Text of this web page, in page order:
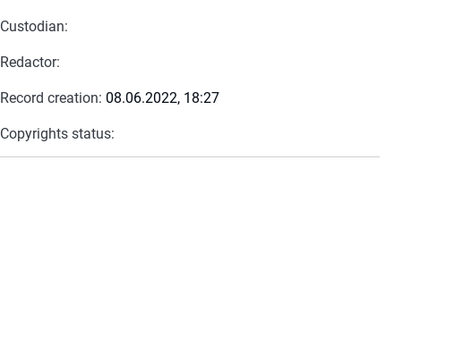
Custodian:
Redactor:
Record creation: 08.06.2022, 18:27
Copyrights status: